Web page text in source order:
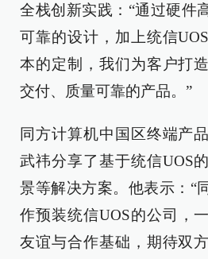
全栈创新实践：“通过硬件
可靠的设计，加上统信
本的定制，我们为客户打
交付、质量可靠的产品。”
同方计算机中国区终端产
武祎分享了基于统信UOS
景等解决方案。他表示：“
作预装统信UOS的公司，
友谊与合作基础，期待双